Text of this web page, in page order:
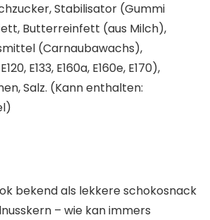
Stabilisator (Gummi
Butterreinfett (aus Milch),
(Carnaubawachs),
E133, E160a, E160e, E170),
Salz. (Kann enthalten:
bekend als lekkere schokosnack
– wie kan immers